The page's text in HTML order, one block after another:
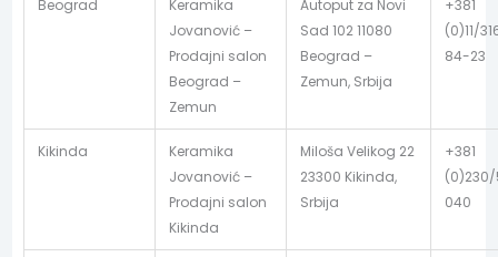
Beograd
Keramika
Jovanović –
Prodajni salon
Beograd –
Zemun
Autoput za Novi
Sad 102 11080
Beograd –
Zemun, Srbija
+381
(0)11/
84-23
Kikinda
Keramika
Jovanović –
Prodajni salon
Kikinda
Miloša Velikog 22
23300 Kikinda,
Srbija
+381
040